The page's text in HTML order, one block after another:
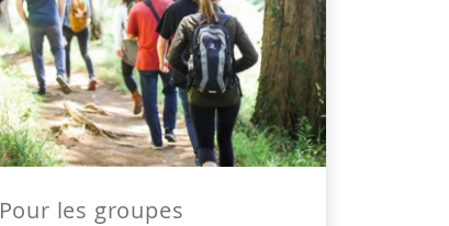
Pour les groupes